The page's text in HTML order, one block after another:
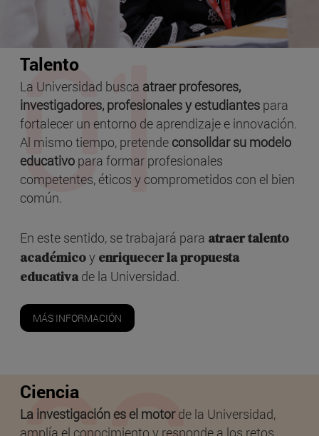
Talento
La Universidad busca atraer profesores,
investigadores, profesionales y estudiantes para
fortalecer un entorno de aprendizaje e innovación.
Al mismo tiempo, pretende consolidar su modelo
educativo para formar profesionales
competentes, éticos y comprometidos con el bien
común.
En este sentido, se trabajará para atraer talento
académicoy enriquecer la propuesta
educativade la Universidad.
MÁS INFORMACIÓN
Ciencia
La investigación es el motorde la Universidad,
amplía el conocimiento y responde a los retos